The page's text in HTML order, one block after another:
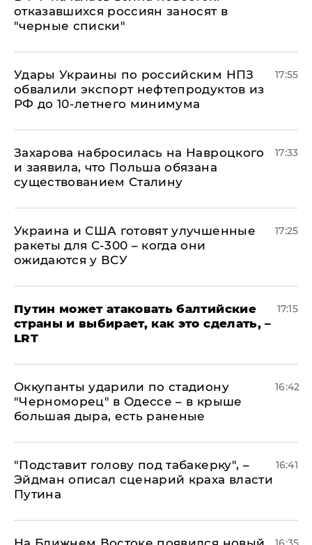
отказавшихся россиян заносят в
"черные списки"
Удары Украины по российским НПЗ
обвалили экспорт нефтепродуктов из
РФ до 10-летнего минимума
17:55
​Захарова набросилась на Навроцкого
и заявила, что Польша обязана
существованием Сталину
17:33
Украина и США готовят улучшенные
ракеты для С-300 – когда они
ожидаются у ВСУ
17:25
Путин может атаковать балтийские
страны и выбирает, как это сделать, –
LRT
17:15
Оккупанты ударили по стадиону
"Черноморец" в Одессе – в крыше
большая дыра, есть раненые
16:42
​"Подставит голову под табакерку", –
Эйдман описал сценарий краха власти
Путина
16:41